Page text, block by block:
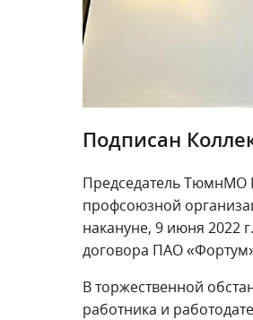
Подписан
Председатель ТюмнМО
профсоюзной
накануне, 9 июня 2022
договора ПАО
В торжественной
работника и